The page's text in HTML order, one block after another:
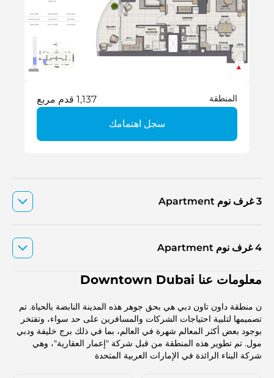
المنطقة 1,137 قدم مربع
سجل اهتمامك
3 غرف نوم Apartment
4 غرف نوم Apartment
معلومات عنا Downtown Dubai
ن منطقة داون تاون دبي هي بحق جوهر هذه المدينة النابضة بالحياة. تم
تصميمها لتلبية احتياجات الشركات والمسافرين على حد سواء، وتفتخر
بوجود بعض أكثر المعالم شهرة في العالم، بما في ذلك برج خليفة ودبي
مول. تم تطوير هذه المنطقة من قبل شركة "إعمار العقارية"، وهي
شركة البناء الرائدة في الإمارات العربية المتحدة